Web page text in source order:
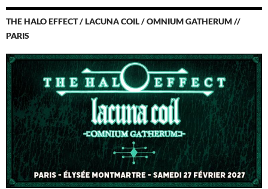
THE HALO EFFECT / LACUNA COIL / OMNIUM GATHERUM //
PARIS